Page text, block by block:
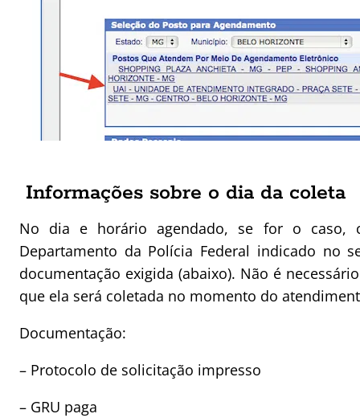
Informações sobre o dia da coleta
No dia e horário agendado, se for o caso,
Departamento da Polícia Federal indicado no
documentação exigida (abaixo). Não é
que ela será coletada no momento do
Documentação:
– Protocolo de solicitação impresso
– GRU paga